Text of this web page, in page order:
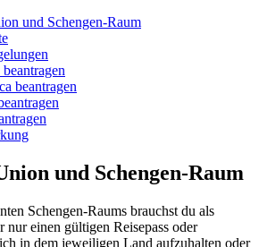
und Schengen-Raum
beantragen
und Schengen-Raum
Schengen-Raums brauchst du als
nur einen gültigen Reisepass oder
in dem jeweiligen Land aufzuhalten oder